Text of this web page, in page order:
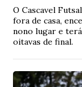
O Cascavel
fora de casa,
nono lugar e
oitavas de final.